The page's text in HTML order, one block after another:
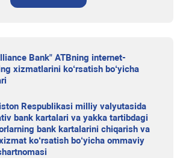
Bank" ATBning internet-
xizmatlarini ko‘rsatish bo‘yicha
Respublikasi milliy valyutasida
bank kartalari va yakka tartibdagi
bank kartalarini chiqarish va
ko‘rsatish bo‘yicha ommaviy